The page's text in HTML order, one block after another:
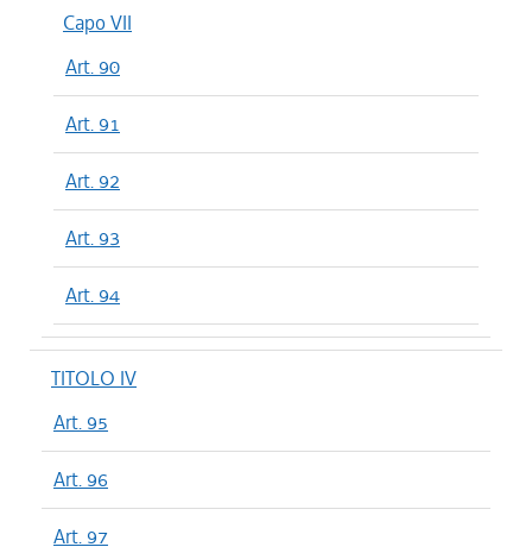
Capo VII
Art. 90
Art. 91
Art. 92
Art. 93
Art. 94
TITOLO IV
Art. 95
Art. 96
Art. 97